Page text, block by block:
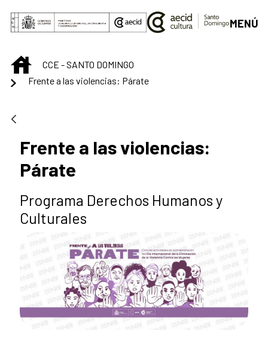
Saltar al contenido principal
MENÚ
INICIOCCE - SANTO DOMINGO
Frente a las violencias: Párate
Frente a las violencias:
Párate
Programa Derechos Humanos y
Culturales